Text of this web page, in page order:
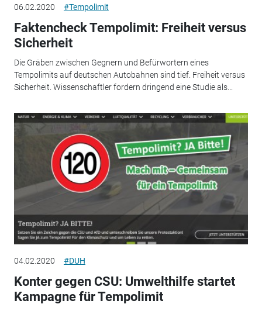
06.02.2020 #Tempolimit
Faktencheck Tempolimit: Freiheit versus
Sicherheit
Die Gräben zwischen Gegnern und Befürwortern eines
Tempolimits auf deutschen Autobahnen sind tief. Freiheit versus
Sicherheit. Wissenschaftler fordern dringend eine Studie als...
04.02.2020 #DUH
Konter gegen CSU: Umwelthilfe startet
Kampagne für Tempolimit